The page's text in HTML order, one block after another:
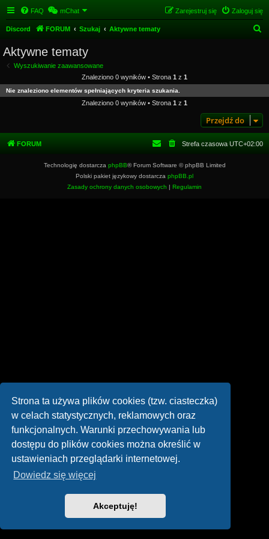
Strona ta używa plików cookies (tzw. ciasteczka)
w celach statystycznych, reklamowych oraz
funkcjonalnych. Warunki przechowywania lub
dostępu do plików cookies można określić w
ustawieniach przeglądarki internetowej.
Dowiedz się więcej
Akceptuję!
FAQ mChat Zaloguj się
Zarejestruj się
Discord FORUM Szukaj Aktywne tematy
a
Aktywne tematy
Wyszukiwanie zaawansowane
Znaleziono 0 wyników • Strona 1 z 1
Nie znaleziono elementów spełniających kryteria szukania.
Znaleziono 0 wyników • Strona 1 z 1
Przejdź do
FORUM Strefa czasowa UTC+02:00
Technologię dostarcza phpBB® Forum Software © phpBB Limited
Polski pakiet językowy dostarcza phpBB.pl
Zasady ochrony danych osobowych | Regulamin